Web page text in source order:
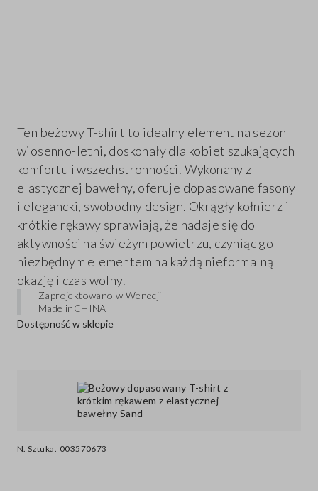
N. Sztuka. 003570673
Ten beżowy T-shirt to idealny element na sezon
wiosenno-letni, doskonały dla kobiet szukających
komfortu i wszechstronności. Wykonany z
elastycznej bawełny, oferuje dopasowane fasony
i elegancki, swobodny design. Okrągły kołnierz i
krótkie rękawy sprawiają, że nadaje się do
aktywności na świeżym powietrzu, czyniąc go
niezbędnym elementem na każdą nieformalną
okazję i czas wolny.
Zaprojektowano w Wenecji
Made inCHINA
Dostępność w sklepie